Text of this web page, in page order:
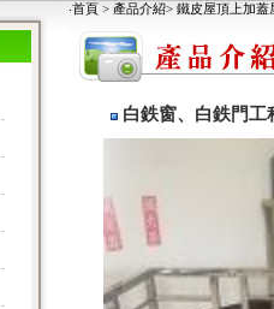
‧首頁 > 產品介紹> 鐵皮屋頂上加蓋
白鉄窗、白鉄門工